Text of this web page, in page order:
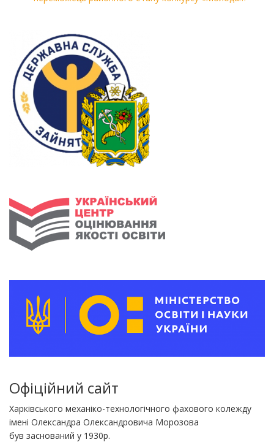
Офіційний сайт
Харківського механіко-технологічного фахового колежду
імені Олександра Олександровича Морозова
був заснований у 1930р.